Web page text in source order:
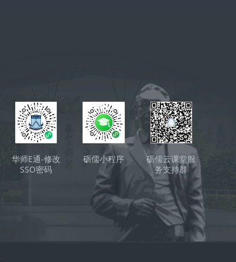
华师E通-修改
SSO密码
砺儒小程序
砺儒云课堂服
务支持群
（QQ）